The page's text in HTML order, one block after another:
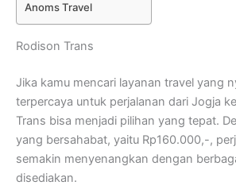
Anoms Travel
Rodison Trans
Jika kamu mencari layanan travel yang
terpercaya untuk perjalanan dari Jogja
Trans bisa menjadi pilihan yang tepat.
yang bersahabat, yaitu Rp160.000,-,
semakin menyenangkan dengan
disediakan.